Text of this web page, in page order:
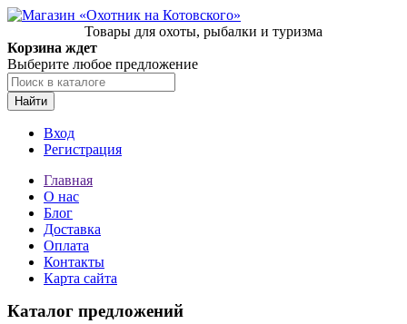
Товары для охоты, рыбалки и туризма
Корзина ждет
Выберите любое предложение
Найти
Вход
Регистрация
Главная
О нас
Блог
Доставка
Оплата
Контакты
Карта сайта
Каталог предложений